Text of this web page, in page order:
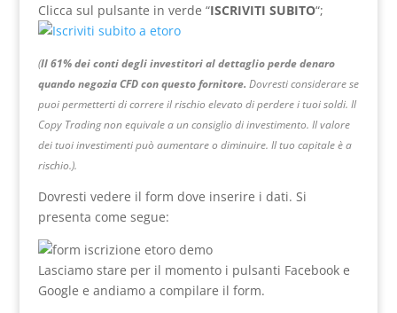
Clicca sul pulsante in verde “ISCRIVITI SUBITO“;
(Il 61% dei conti degli investitori al dettaglio perde denaro
quando negozia CFD con questo fornitore. Dovresti considerare se
puoi permetterti di correre il rischio elevato di perdere i tuoi soldi. Il
Copy Trading non equivale a un consiglio di investimento. Il valore
dei tuoi investimenti può aumentare o diminuire. Il tuo capitale è a
rischio.).
Dovresti vedere il form dove inserire i dati. Si
presenta come segue:
Lasciamo stare per il momento i pulsanti Facebook e
Google e andiamo a compilare il form.